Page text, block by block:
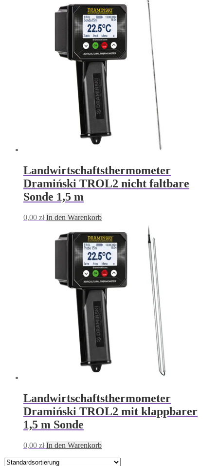
Landwirtschaftsthermometer
Dramiński TROL2 nicht faltbare
Sonde 1,5 m
0,00 zł In den Warenkorb
Landwirtschaftsthermometer
Dramiński TROL2 mit klappbarer
1,5 m Sonde
0,00 zł In den Warenkorb